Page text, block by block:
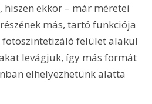
ekkor – már méretei
más, tartó funkciója
fotoszintetizáló felület alakul
levágjuk, így más formát
elhelyezhetünk alatta